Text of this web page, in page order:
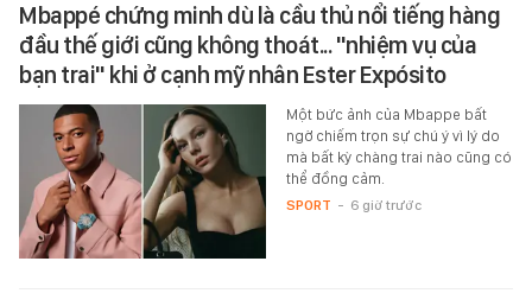
Mbappé chứng minh dù là cầu thủ nổi tiếng hàng
đầu thế giới cũng không thoát... "nhiệm vụ của
bạn trai" khi ở cạnh mỹ nhân Ester Expósito
Một bức ảnh của Mbappe bất
ngờ chiếm trọn sự chú ý vì lý do
mà bất kỳ chàng trai nào cũng có
thể đồng cảm.
SPORT - 6 giờ trước